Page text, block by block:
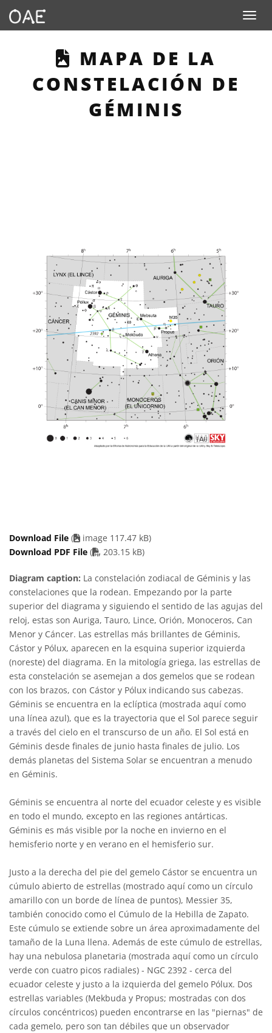
Toggle
THIS PAGE
MAPA DE LA
CONSTELACIÓN DE
GÉMINIS
Download File (
image 117.47 kB)
Download PDF File ( PDF file
203.15 kB)
Diagram caption: La constelación zodiacal de Géminis y las
constelaciones que la rodean. Empezando por la parte
superior del diagrama y siguiendo el sentido de las agujas del
reloj, estas son Auriga, Tauro, Lince, Orión, Monoceros, Can
Menor y Cáncer. Las estrellas más brillantes de Géminis,
Cástor y Pólux, aparecen en la esquina superior izquierda
(noreste) del diagrama. En la mitología griega, las estrellas de
esta constelación se asemejan a dos gemelos que se rodean
con los brazos, con Cástor y Pólux indicando sus cabezas.
Géminis se encuentra en la eclíptica (mostrada aquí como
una línea azul), que es la trayectoria que el Sol parece seguir
a través del cielo en el transcurso de un año. El Sol está en
Géminis desde finales de junio hasta finales de julio. Los
demás planetas del Sistema Solar se encuentran a menudo
en Géminis.
Géminis se encuentra al norte del ecuador celeste y es visible
en todo el mundo, excepto en las regiones antárticas.
Géminis es más visible por la noche en invierno en el
hemisferio norte y en verano en el hemisferio sur.
Justo a la derecha del pie del gemelo Cástor se encuentra un
cúmulo abierto de estrellas (mostrado aquí como un círculo
amarillo con un borde de línea de puntos), Messier 35,
también conocido como el Cúmulo de la Hebilla de Zapato.
Este cúmulo se extiende sobre un área aproximadamente del
tamaño de la Luna llena. Además de este cúmulo de estrellas,
hay una nebulosa planetaria (mostrada aquí como un círculo
verde con cuatro picos radiales) - NGC 2392 - cerca del
ecuador celeste y justo a la izquierda del gemelo Pólux. Dos
estrellas variables (Mekbuda y Propus; mostradas con dos
círculos concéntricos) pueden encontrarse en las "piernas" de
cada gemelo, pero son tan débiles que un observador